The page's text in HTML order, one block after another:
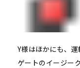
Y様はほかにも、
ゲートのイージー